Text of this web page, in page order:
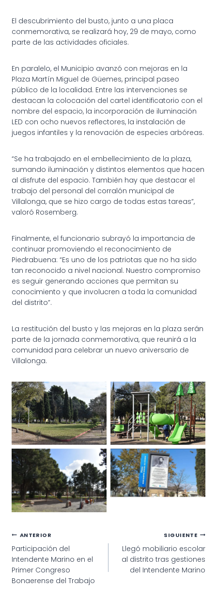
El descubrimiento del busto, junto a una placa
conmemorativa, se realizará hoy, 29 de mayo, como
parte de las actividades oficiales.
En paralelo, el Municipio avanzó con mejoras en la
Plaza Martín Miguel de Güemes, principal paseo
público de la localidad. Entre las intervenciones se
destacan la colocación del cartel identificatorio con el
nombre del espacio, la incorporación de iluminación
LED con ocho nuevos reflectores, la instalación de
juegos infantiles y la renovación de especies arbóreas.
“Se ha trabajado en el embellecimiento de la plaza,
sumando iluminación y distintos elementos que hacen
al disfrute del espacio. También hay que destacar el
trabajo del personal del corralón municipal de
Villalonga, que se hizo cargo de todas estas tareas”,
valoró Rosemberg.
Finalmente, el funcionario subrayó la importancia de
continuar promoviendo el reconocimiento de
Piedrabuena: “Es uno de los patriotas que no ha sido
tan reconocido a nivel nacional. Nuestro compromiso
es seguir generando acciones que permitan su
conocimiento y que involucren a toda la comunidad
del distrito”.
La restitución del busto y las mejoras en la plaza serán
parte de la jornada conmemorativa, que reunirá a la
comunidad para celebrar un nuevo aniversario de
Villalonga.
Navegación
de
entradas
ANTERIOR
Participación del
Intendente Marino en el
Primer Congreso
Bonaerense del Trabajo
SIGUIENTE
Llegó mobiliario escolar
al distrito tras gestiones
del Intendente Marino